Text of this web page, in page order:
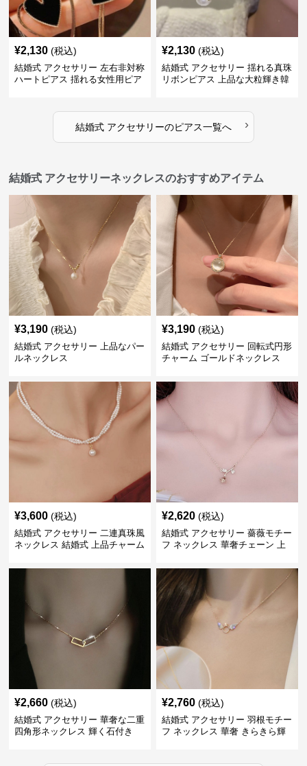
¥2,130 (税込)
結婚式 アクセサリー 左右非対称
ハートピアス 揺れる女性用ピア
¥2,130 (税込)
結婚式 アクセサリー 揺れる真珠
リボンピアス 上品な大粒輝き韓
結婚式 アクセサリーのピアス一覧へ ›
結婚式 アクセサリーネックレスのおすすめアイテム
¥3,190 (税込)
結婚式 アクセサリー 上品なパー
ルネックレス
¥3,190 (税込)
結婚式 アクセサリー 回転式円形
チャーム ゴールドネックレス
¥3,600 (税込)
結婚式 アクセサリー 二連真珠風
ネックレス 結婚式 上品チャーム
¥2,620 (税込)
結婚式 アクセサリー 薔薇モチー
フ ネックレス 華奢チェーン 上
¥2,660 (税込)
結婚式 アクセサリー 華奢な二重
四角形ネックレス 輝く石付き
¥2,760 (税込)
結婚式 アクセサリー 羽根モチー
フ ネックレス 華奢 きらきら輝